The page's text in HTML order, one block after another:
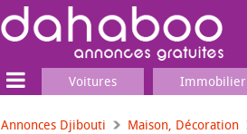
Voitures Immobilier
Annonces Djibouti Maison, Décoration